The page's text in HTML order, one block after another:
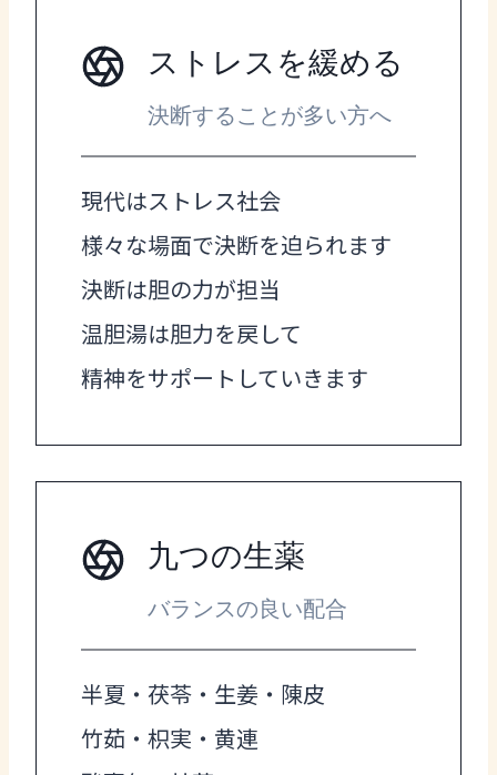
ストレスを緩める
決断することが多い方へ
現代はストレス社会
様々な場面で決断を迫られます
決断は胆の力が担当
温胆湯は胆力を戻して
精神をサポートしていきます
九つの生薬
バランスの良い配合
半夏・茯苓・生姜・陳皮
竹茹・枳実・黄連